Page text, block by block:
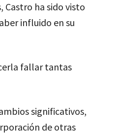
Castro ha sido visto
influido en su
fallar tantas
significativos,
de otras